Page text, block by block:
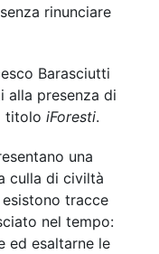
rinunciare
Barasciutti
alla presenza di
titolo iForesti.
una
culla di civiltà
tracce
nel tempo:
ed esaltarne le